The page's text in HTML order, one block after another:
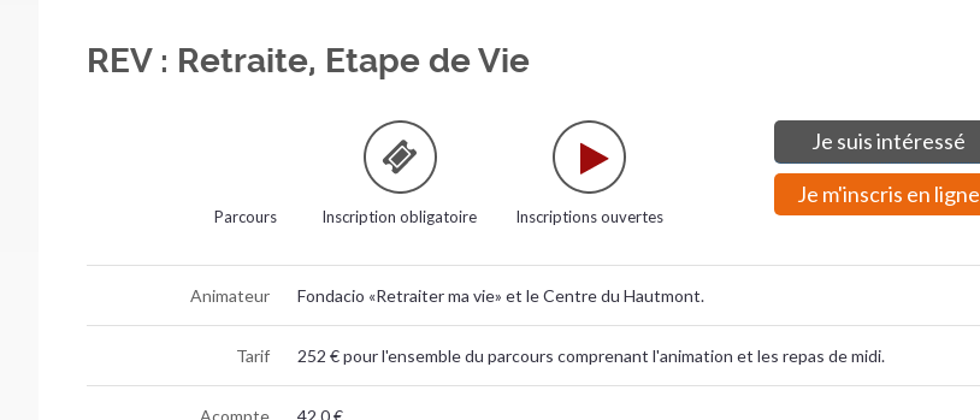
REV : Retraite, Etape de Vie
Parcours Inscription obligatoire Inscriptions ouvertes
Je suis intéressé
Je m'inscris en ligne
Animateur Fondacio «Retraiter ma vie» et le Centre du Hautmont.
Tarif 252 € pour l'ensemble du parcours comprenant l'animation et les repas de midi.
Acompte 42.0 €